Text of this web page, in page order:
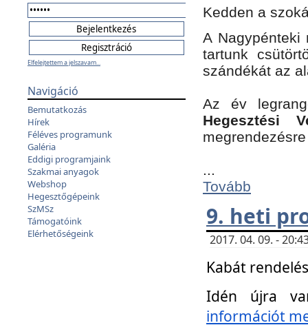
Elfelejtettem a jelszavam...
Navigáció
Bemutatkozás
Hírek
Féléves programunk
Galéria
Eddigi programjaink
Szakmai anyagok
Webshop
Hegesztőgépeink
SzMSz
Támogatóink
Elérhetőségeink
Kedden a
A Nagypénteki
tartunk
szándékát az
Az év
Hegesztési
...
Tovább
9. heti
2017. 04. 09. -
Kabát
Idén újra
információt